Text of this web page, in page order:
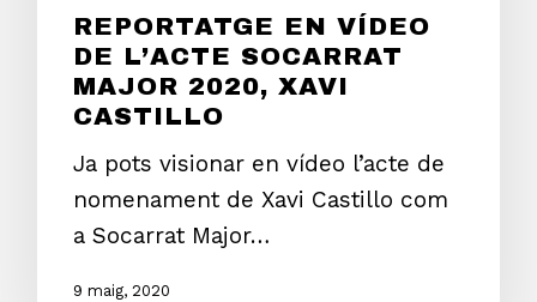
REPORTATGE EN VÍDEO
DE L’ACTE SOCARRAT
MAJOR 2020, XAVI
CASTILLO
Ja pots visionar en vídeo l’acte de
nomenament de Xavi Castillo com
a Socarrat Major…
9 maig, 2020